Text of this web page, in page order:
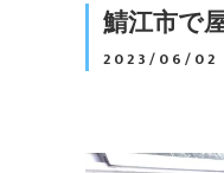
鯖江市で
2023/06/02